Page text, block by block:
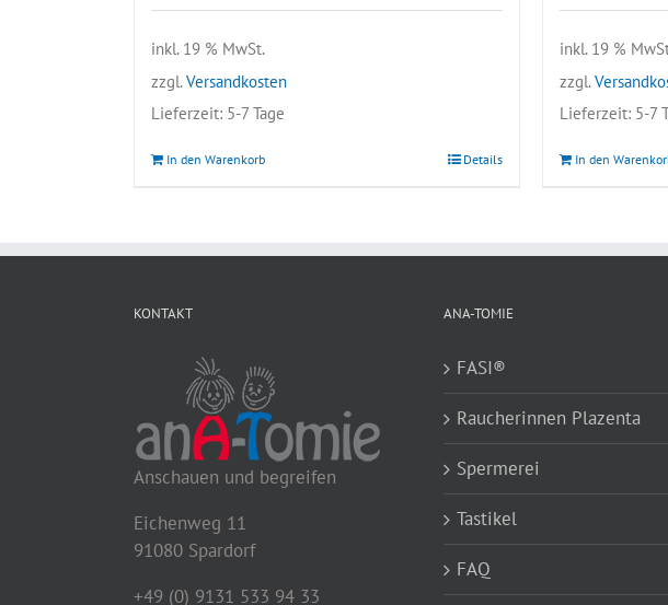
inkl. 19 % MwSt.
zzgl.Versandkosten
Lieferzeit: 5-7 Tage
In den Warenkorb Details
inkl. 19 %
zzgl.
Lieferzeit: 5-7
In den
KONTAKT
Anschauen und begreifen
Eichenweg 11
91080 Spardorf
+49 (0) 9131 533 94 33
ANA-TOMIE
FASI®
Raucherinnen Plazenta
Spermerei
Tastikel
FAQ